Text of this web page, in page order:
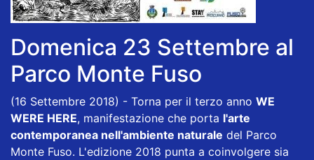
Domenica 23 Settembre al
Parco Monte Fuso
(16 Settembre 2018) - Torna per il terzo anno WE
WERE HERE, manifestazione che porta l'arte
contemporanea nell'ambiente naturale del Parco
Monte Fuso. L'edizione 2018 punta a coinvolgere sia